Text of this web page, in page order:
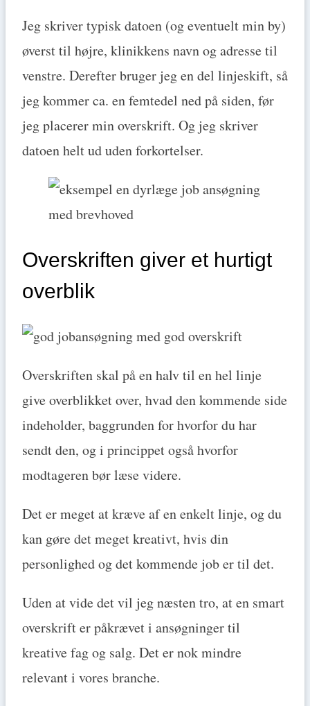
Jeg skriver typisk datoen (og eventuelt min by)
øverst til højre, klinikkens navn og adresse til
venstre. Derefter bruger jeg en del linjeskift, så
jeg kommer ca. en femtedel ned på siden, før
jeg placerer min overskrift. Og jeg skriver
datoen helt ud uden forkortelser.
Overskriften giver et hurtigt
overblik
Overskriften skal på en halv til en hel linje
give overblikket over, hvad den kommende side
indeholder, baggrunden for hvorfor du har
sendt den, og i princippet også hvorfor
modtageren bør læse videre.
Det er meget at kræve af en enkelt linje, og du
kan gøre det meget kreativt, hvis din
personlighed og det kommende job er til det.
Uden at vide det vil jeg næsten tro, at en smart
overskrift er påkrævet i ansøgninger til
kreative fag og salg. Det er nok mindre
relevant i vores branche.